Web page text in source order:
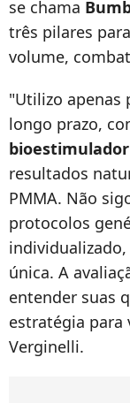
se chama
três pilares
volume,
"Utilizo apenas
longo prazo,
resultados
PMMA. Não
protocolos
única. A
entender suas
estratégia para
Verginelli.